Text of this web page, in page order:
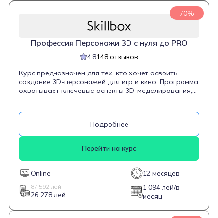
Профессия Персонажи 3D с нуля до PRO
4.8148 отзывов
70%
Курс предназначен для тех, кто хочет освоить
создание 3D-персонажей для игр и кино. Программа
охватывает ключевые аспекты 3D-моделирования,
Painter и V-Ray. Студенты научатся создавать
реалистичных персонажей, начиная с базовой
модели и заканчивая детализированной текстурой и
взаимодействию с заказчиками, организацию
рабочего процесса на фрилансе и презентацию
готовых проектов.
Подробнее
Перейти на курс
Online 12 месяцев
87 592 лей
26 278 лей
1 094 лей/в
месяц